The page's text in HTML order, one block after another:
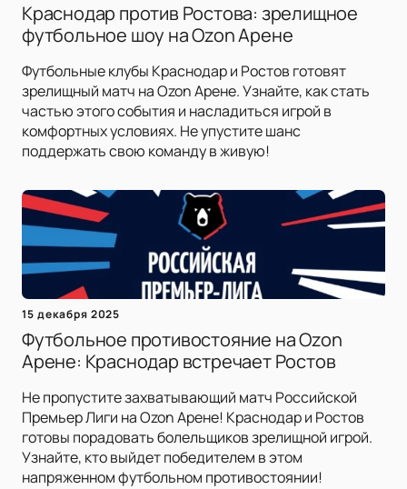
Краснодар против Ростова: зрелищное
футбольное шоу на Ozon Арене
Футбольные клубы Краснодар и Ростов готовят
зрелищный матч на Ozon Арене. Узнайте, как стать
частью этого события и насладиться игрой в
комфортных условиях. Не упустите шанс
поддержать свою команду в живую!
15 декабря 2025
Футбольное противостояние на Ozon
Арене: Краснодар встречает Ростов
Не пропустите захватывающий матч Российской
Премьер Лиги на Ozon Арене! Краснодар и Ростов
готовы порадовать болельщиков зрелищной игрой.
Узнайте, кто выйдет победителем в этом
напряженном футбольном противостоянии!